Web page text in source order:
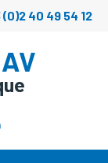
(0)2 40 49 54 12